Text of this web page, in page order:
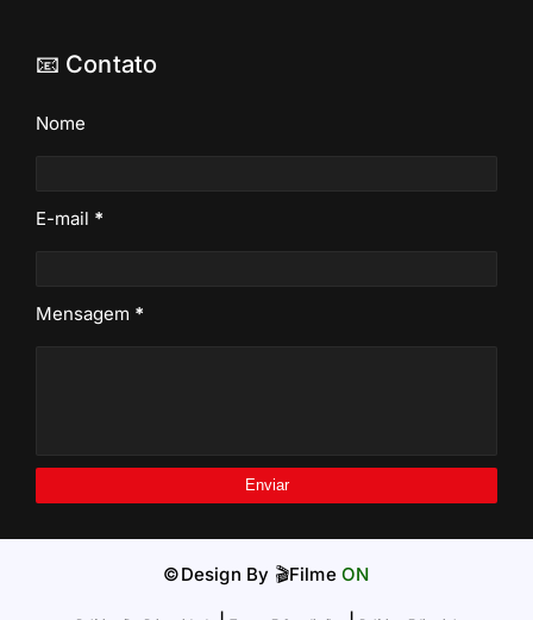
📧 Contato
Nome
E-mail *
Mensagem *
©Design By 🎬Filme ON